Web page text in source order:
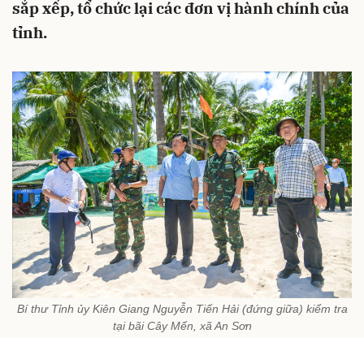
sắp xếp, tổ chức lại các đơn vị hành chính của
tỉnh.
Bí thư Tỉnh ủy Kiên Giang Nguyễn Tiến Hải (đứng giữa) kiểm tra
tại bãi Cây Mến, xã An Sơn